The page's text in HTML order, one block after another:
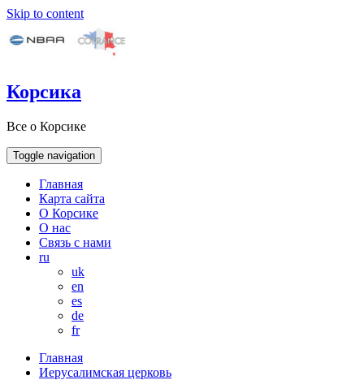
Skip to content
Корсика
Все о Корсике
Toggle navigation
Главная
Карта сайта
О Корсике
О нас
Связь с нами
ru
uk
en
es
de
fr
Главная
Иерусалимская церковь